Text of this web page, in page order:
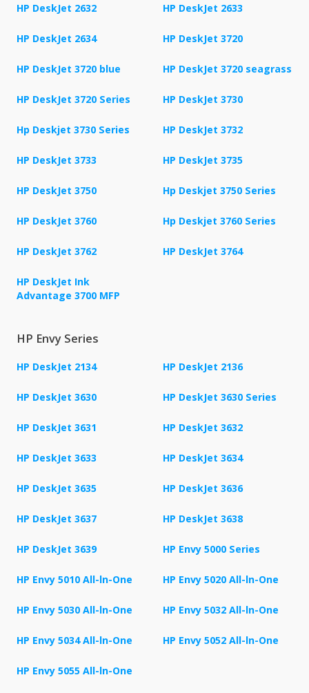
HP DeskJet 2632 HP DeskJet 2633
HP DeskJet 2634 HP DeskJet 3720
HP DeskJet 3720 blue HP DeskJet 3720 seagrass
HP DeskJet 3720 Series HP DeskJet 3730
Hp Deskjet 3730 Series HP DeskJet 3732
HP DeskJet 3733 HP DeskJet 3735
HP DeskJet 3750 Hp Deskjet 3750 Series
HP DeskJet 3760 Hp Deskjet 3760 Series
HP DeskJet 3762 HP DeskJet 3764
HP DeskJet Ink
Advantage 3700 MFP
HP Envy Series
HP DeskJet 2134 HP DeskJet 2136
HP DeskJet 3630 HP DeskJet 3630 Series
HP DeskJet 3631 HP DeskJet 3632
HP DeskJet 3633 HP DeskJet 3634
HP DeskJet 3635 HP DeskJet 3636
HP DeskJet 3637 HP DeskJet 3638
HP DeskJet 3639 HP Envy 5000 Series
HP Envy 5010 All-ln-One HP Envy 5020 All-ln-One
HP Envy 5030 All-ln-One HP Envy 5032 All-ln-One
HP Envy 5034 All-ln-One HP Envy 5052 All-ln-One
HP Envy 5055 All-ln-One